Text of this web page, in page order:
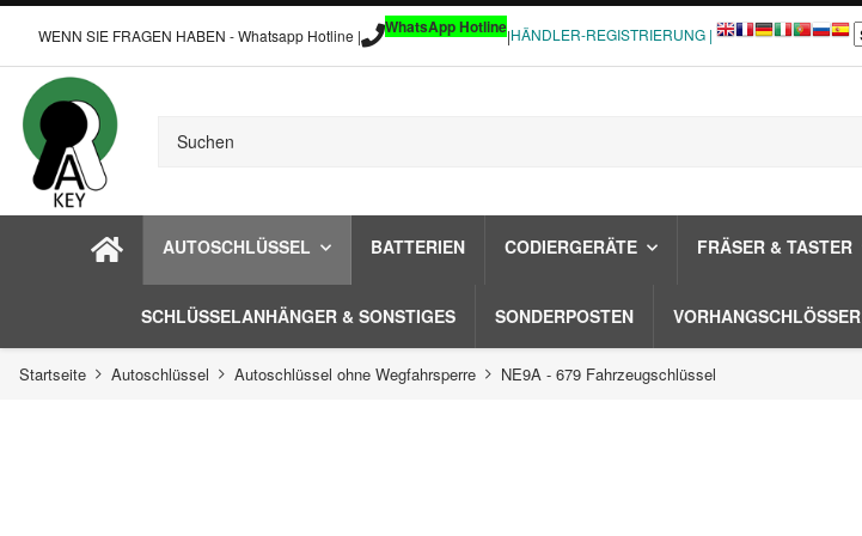
WENN SIE FRAGEN HABEN - Whatsapp Hotline | WhatsApp Hotline|HÄNDLER-REGISTRIERUNG |
AUTOSCHLÜSSEL BATTERIEN CODIERGERÄTE FRÄSER & TASTER
SCHLÜSSELANHÄNGER & SONSTIGES SONDERPOSTEN VORHANGSCHLÖSSER
Startseite Autoschlüssel Autoschlüssel ohne Wegfahrsperre NE9A - 679 Fahrzeugschlüssel